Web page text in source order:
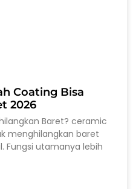
Coating Bisa
2026
Baret? ceramic
menghilangkan baret
Fungsi utamanya lebih